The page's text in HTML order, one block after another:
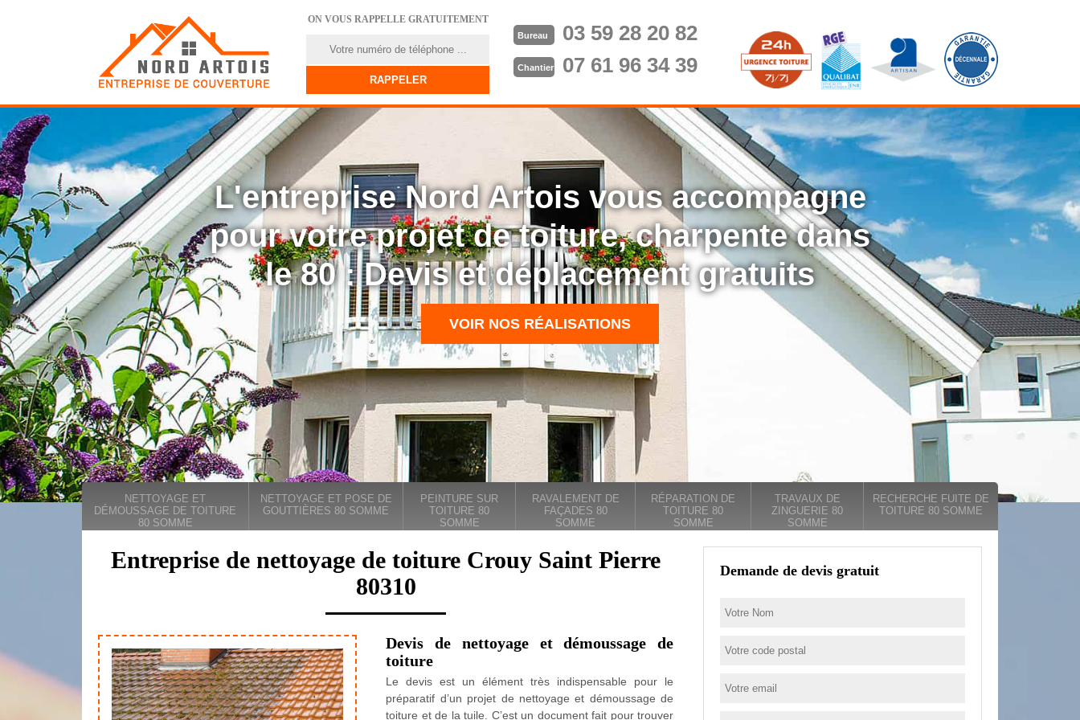
ON VOUS RAPPELLE GRATUITEMENT
Bureau 03 59 28 20 82
Chantier 07 61 96 34 39
L'entreprise Nord Artois vous accompagne
pour votre projet de toiture, charpente dans
le 80 : Devis et déplacement gratuits
VOIR NOS RÉALISATIONS
NETTOYAGE ET
DÉMOUSSAGE DE TOITURE
80 SOMME
NETTOYAGE ET POSE DE
GOUTTIÈRES 80 SOMME
PEINTURE SUR
TOITURE 80
SOMME
RAVALEMENT DE
FAÇADES 80
SOMME
RÉPARATION DE
TOITURE 80
SOMME
TRAVAUX DE
ZINGUERIE 80
SOMME
RECHERCHE FUITE DE
TOITURE 80 SOMME
Entreprise de nettoyage de toiture Crouy Saint Pierre
80310
Devis de nettoyage et démoussage de
toiture
Le devis est un élément très indispensable pour le
préparatif d’un projet de nettoyage et démoussage de
toiture et de la tuile. C’est un document fait pour trouver
Demande de devis gratuit